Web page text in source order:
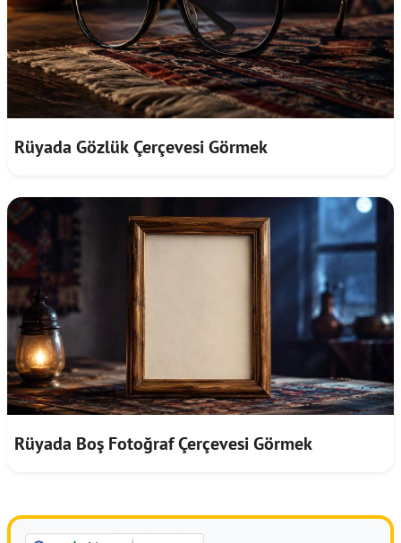
Rüyada Gözlük Çerçevesi Görmek
Rüyada Boş Fotoğraf Çerçevesi Görmek